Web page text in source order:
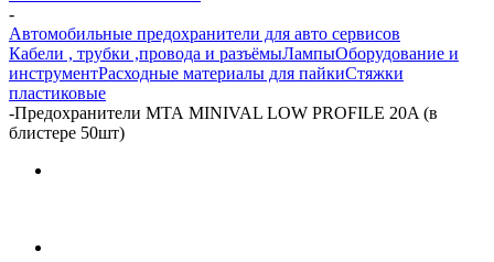
-
Автомобильные предохранители для авто сервисов
Кабели , трубки ,провода и разъёмыЛампыОборудование и
инструментРасходные материалы для пайкиСтяжки
пластиковые
-Предохранители МТА MINIVAL LOW PROFILE 20A (в
блистере 50шт)